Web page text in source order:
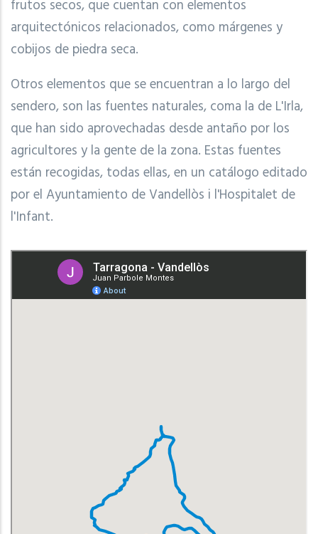
frutos secos, que cuentan con elementos
arquitectónicos relacionados, como márgenes y
cobijos de piedra seca.
Otros elementos que se encuentran a lo largo del
sendero, son las fuentes naturales, coma la de L'Irla,
que han sido aprovechadas desde antaño por los
agricultores y la gente de la zona. Estas fuentes
están recogidas, todas ellas, en un catálogo editado
por el Ayuntamiento de Vandellòs i l'Hospitalet de
l'Infant.